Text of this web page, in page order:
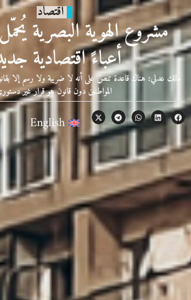
اقتصاد
مشروع الهوية البصرية
أعباءً اقتصادية
مالك عدلي: هناك قاعدة تنص على أنه لا ضريبة ولا رسم إلا
المواطنين دون قانون هو قرار غير
English